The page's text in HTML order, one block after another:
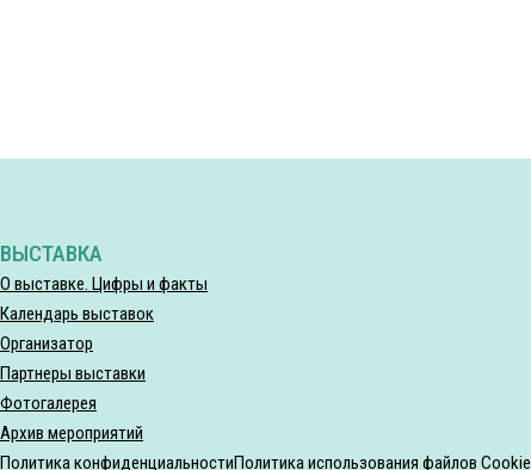
ВЫСТАВКА
О выставке. Цифры и факты
Календарь выставок
Организатор
Партнеры выставки
Фотогалерея
Архив мероприятий
Политика конфиденциальностиПолитика использования файлов Cookie